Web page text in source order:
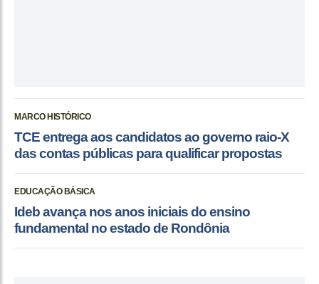
MARCO HISTÓRICO
TCE entrega aos candidatos ao governo raio-X
das contas públicas para qualificar propostas
EDUCAÇÃO BÁSICA
Ideb avança nos anos iniciais do ensino
fundamental no estado de Rondônia